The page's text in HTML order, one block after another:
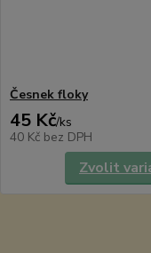
Česnek floky
45 Kč/ks
40 Kč bez DPH
Zvolit